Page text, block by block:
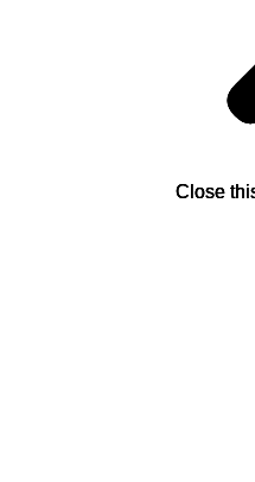
Close
Close
Close